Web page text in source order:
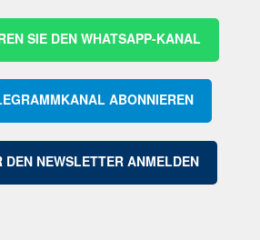
SIE DEN WHATSAPP-KANAL
ABONNIEREN
DEN NEWSLETTER ANMELDEN